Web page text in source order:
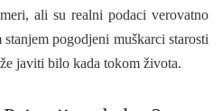
ali su realni podaci verovatno
pogodjeni muškarci starosti
javiti bilo kada tokom života.